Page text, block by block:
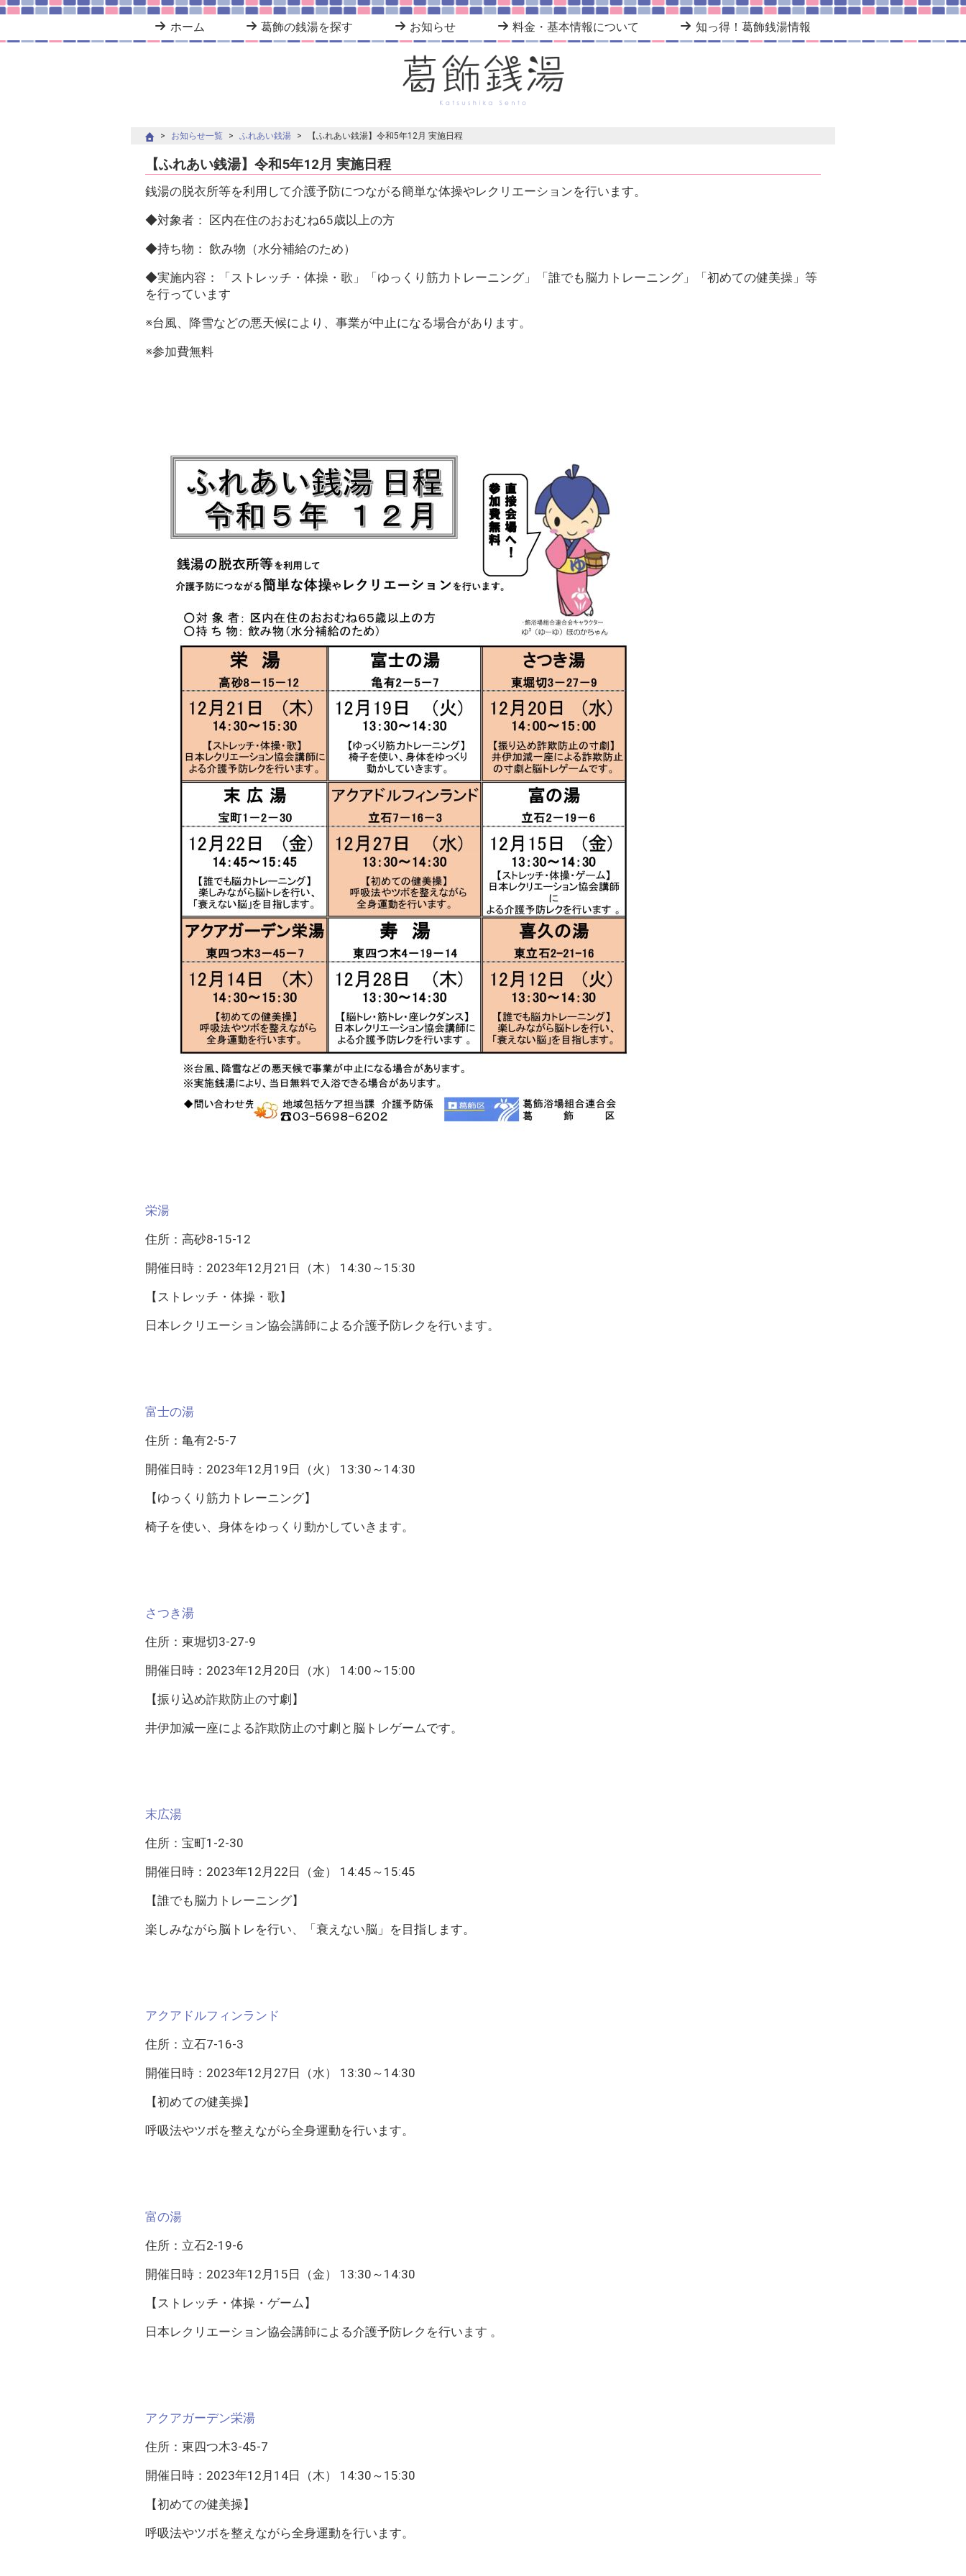
ホーム 葛飾の銭湯を探す お知らせ 料金・基本情報について 知っ得！葛飾銭湯情報
お知らせ一覧 ふれあい銭湯 【ふれあい銭湯】令和5年12月 実施日程
【ふれあい銭湯】令和5年12月 実施日程
銭湯の脱衣所等を利用して介護予防につながる簡単な体操やレクリエーションを行います。
◆対象者： 区内在住のおおむね65歳以上の方
◆持ち物： 飲み物（水分補給のため）
◆実施内容：「ストレッチ・体操・歌」「ゆっくり筋力トレーニング」「誰でも脳力トレーニング」「初めての健美操」等
を行っています
※台風、降雪などの悪天候により、事業が中止になる場合があります。
※参加費無料
栄湯
住所：高砂8-15-12
開催日時：2023年12月21日（木） 14:30～15:30
【ストレッチ・体操・歌】
日本レクリエーション協会講師による介護予防レクを行います。
富士の湯
住所：亀有2-5-7
開催日時：2023年12月19日（火） 13:30～14:30
【ゆっくり筋力トレーニング】
椅子を使い、身体をゆっくり動かしていきます。
さつき湯
住所：東堀切3-27-9
開催日時：2023年12月20日（水） 14:00～15:00
【振り込め詐欺防止の寸劇】
井伊加減一座による詐欺防止の寸劇と脳トレゲームです。
末広湯
住所：宝町1-2-30
開催日時：2023年12月22日（金） 14:45～15:45
【誰でも脳力トレーニング】
楽しみながら脳トレを行い、「衰えない脳」を目指します。
アクアドルフィンランド
住所：立石7-16-3
開催日時：2023年12月27日（水） 13:30～14:30
【初めての健美操】
呼吸法やツボを整えながら全身運動を行います。
富の湯
住所：立石2-19-6
開催日時：2023年12月15日（金） 13:30～14:30
【ストレッチ・体操・ゲーム】
日本レクリエーション協会講師による介護予防レクを行います 。
アクアガーデン栄湯
住所：東四つ木3-45-7
開催日時：2023年12月14日（木） 14:30～15:30
【初めての健美操】
呼吸法やツボを整えながら全身運動を行います。